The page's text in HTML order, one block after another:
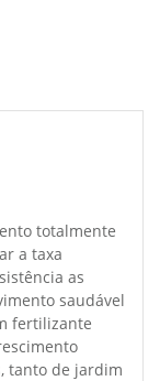
totalmente
a taxa
as
saudável
fertilizante
tanto de jardim